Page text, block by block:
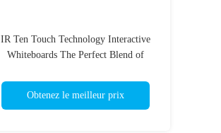
IR Ten Touch Technology Interactive
Whiteboards The Perfect Blend of
Obtenez le meilleur prix